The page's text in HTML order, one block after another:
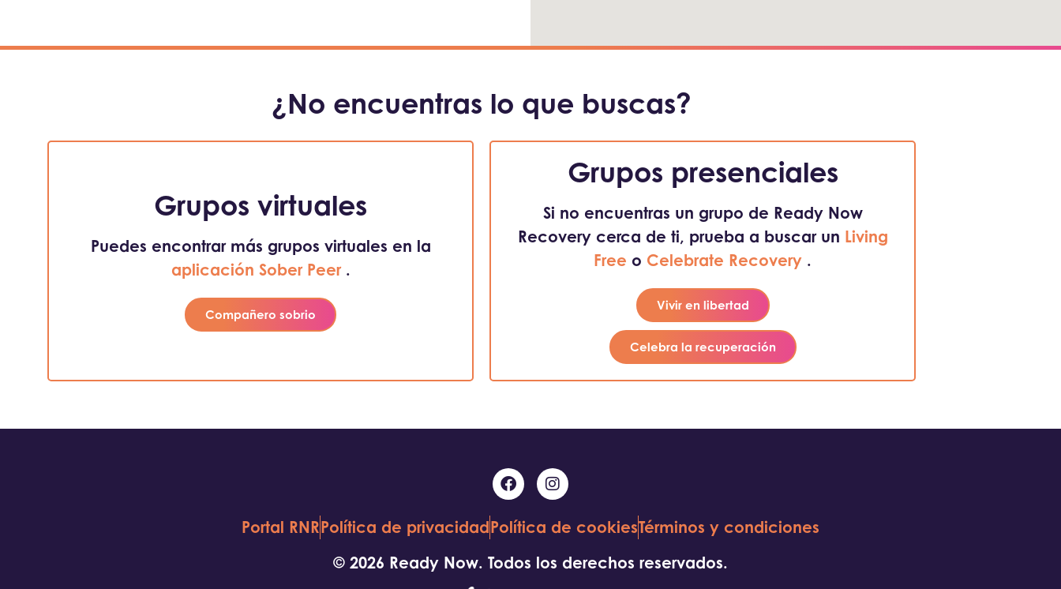
¿No encuentras lo que buscas?
Grupos virtuales
Puedes encontrar más grupos virtuales en la
aplicación Sober Peer.
Compañero sobrio
Grupos presenciales
Si no encuentras un grupo de Ready Now
Recovery cerca de ti, prueba a buscar un Living
Free o Celebrate Recovery .
Vivir en libertad
Celebra la recuperación
Portal RNRPolítica de privacidadPolítica de cookiesTérminos y condiciones
© 2026 Ready Now. Todos los derechos reservados.